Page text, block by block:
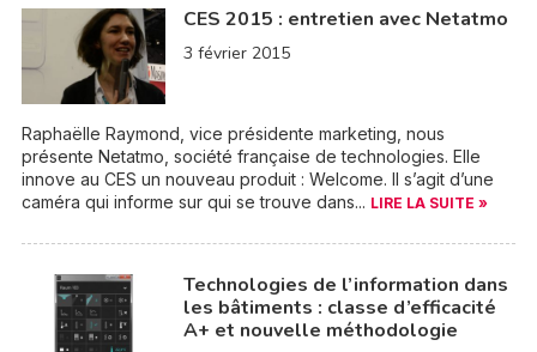
CES 2015 : entretien avec Netatmo
3 février 2015
Raphaëlle Raymond, vice présidente marketing, nous
présente Netatmo, société française de technologies. Elle
innove au CES un nouveau produit : Welcome. Il s’agit d’une
caméra qui informe sur qui se trouve dans... LIRE LA SUITE »
Technologies de l’information dans
les bâtiments : classe d’efficacité
A+ et nouvelle méthodologie